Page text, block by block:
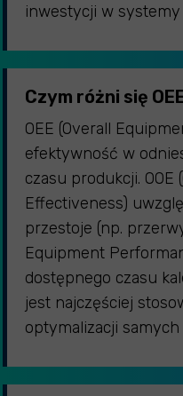
inwestycji w
Czym różni się
OEE (Overall
efektywność w
czasu produkcji. OOE
Effectiveness)
przestoje (np.
Equipment
dostępnego czasu
jest najczęściej
optymalizacji